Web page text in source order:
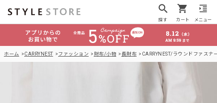
探す カート メニュー
ホーム CARRYNEST ファッション 財布/小物 長財布 CARRYNEST/ラウンドファスナ